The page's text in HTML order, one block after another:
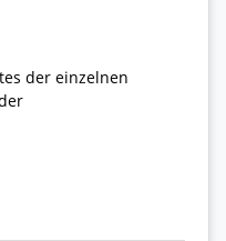
der einzelnen